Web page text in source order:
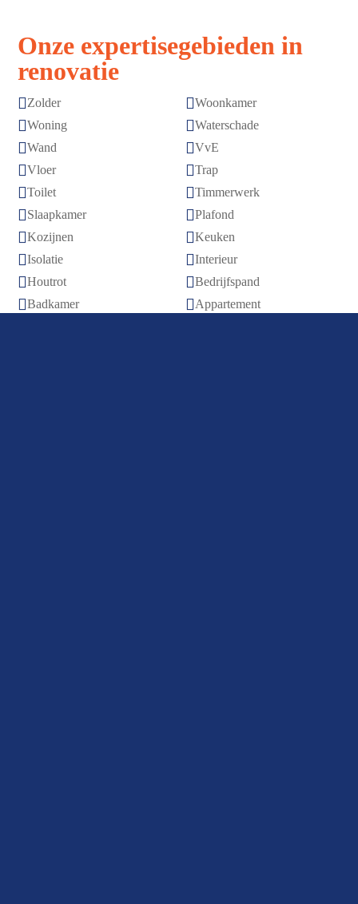
Onze expertisegebieden in
renovatie
Zolder Woonkamer
Woning Waterschade
Wand VvE
Vloer Trap
Toilet Timmerwerk
Slaapkamer Plafond
Kozijnen Keuken
Isolatie Interieur
Houtrot Bedrijfspand
Badkamer Appartement